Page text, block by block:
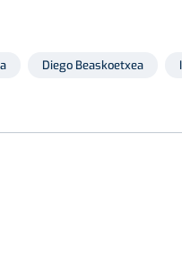
Diego Beaskoetxea